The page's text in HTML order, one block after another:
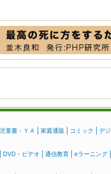
児童書・ＹＡ 家庭通販 コミック デ
DVD・ビデオ 通信教育 eラーニング